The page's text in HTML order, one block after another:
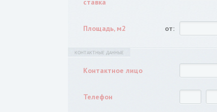
ставка
Площадь, м2 от:
КОНТАКТНЫЕ ДАННЫЕ
Контактное лицо
Телефон